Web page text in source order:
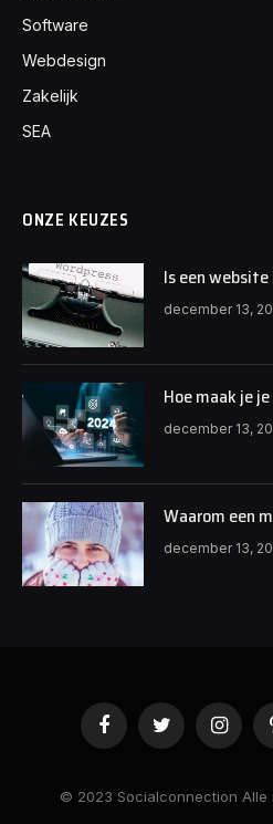
Software
Webdesign
Zakelijk
SEA
ONZE KEUZES
Is een
december 13,
Hoe maak je
december 13,
Waarom een
december 13,
FacebookTwitter
© 2023 Socialconnection Alle